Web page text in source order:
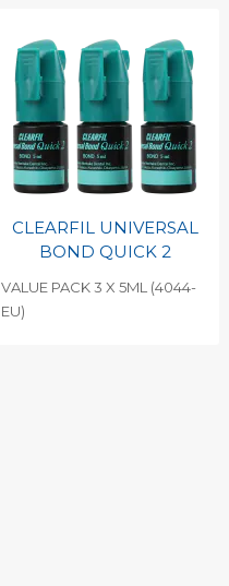
CLEARFIL UNIVERSAL
BOND QUICK 2
VALUE PACK 3 X 5ML (4044-
EU)